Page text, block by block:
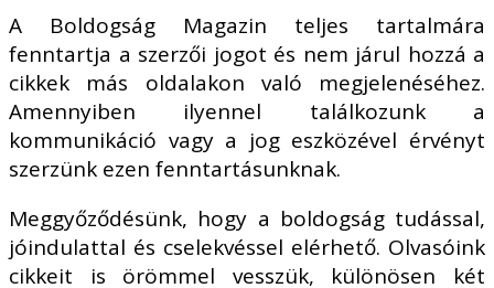
A Boldogság Magazin teljes tartalmára
fenntartja a szerzői jogot és nem járul hozzá a
cikkek más oldalakon való megjelenéséhez.
Amennyiben ilyennel találkozunk a
kommunikáció vagy a jog eszközével érvényt
szerzünk ezen fenntartásunknak.
Meggyőződésünk, hogy a boldogság tudással,
jóindulattal és cselekvéssel elérhető. Olvasóink
cikkeit is örömmel vesszük, különösen két